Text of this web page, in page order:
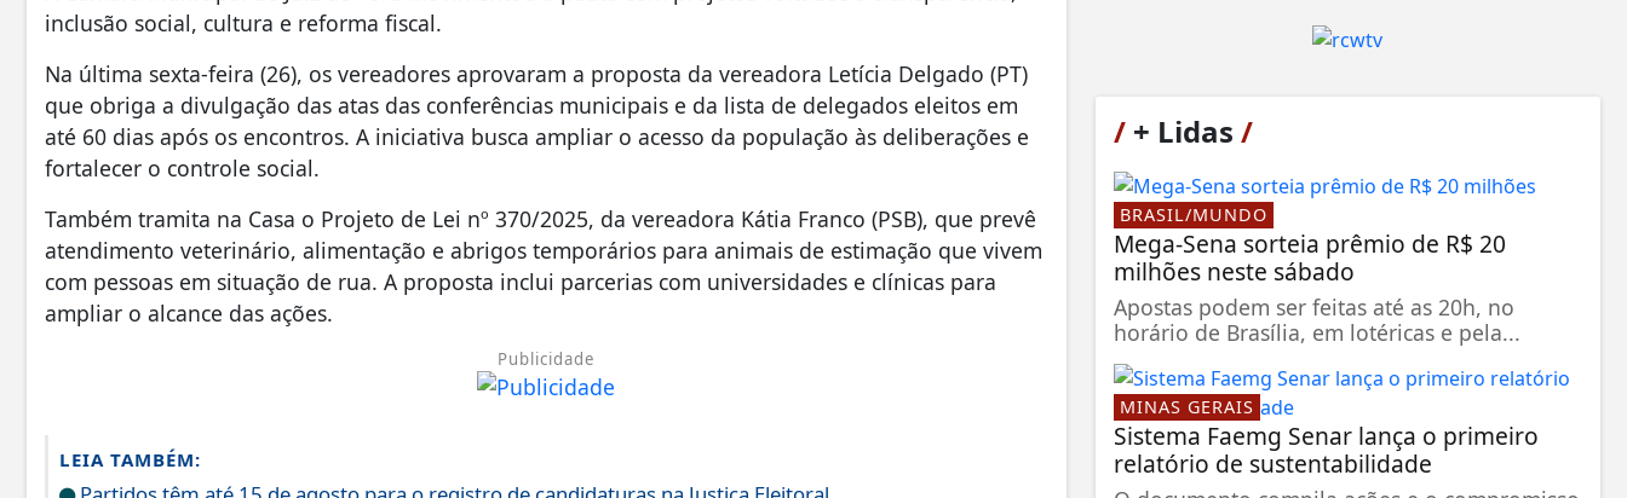
inclusão social, cultura e reforma fiscal.
Na última sexta-feira (26), os vereadores aprovaram a proposta da vereadora Letícia Delgado (PT)
que obriga a divulgação das atas das conferências municipais e da lista de delegados eleitos em
até 60 dias após os encontros. A iniciativa busca ampliar o acesso da população às deliberações e
fortalecer o controle social.
Também tramita na Casa o Projeto de Lei nº 370/2025, da vereadora Kátia Franco (PSB), que prevê
atendimento veterinário, alimentação e abrigos temporários para animais de estimação que vivem
com pessoas em situação de rua. A proposta inclui parcerias com universidades e clínicas para
ampliar o alcance das ações.
Publicidade
LEIA TAMBÉM:
/+ Lidas /
BRASIL/MUNDO
Mega-Sena sorteia prêmio de R$ 20
milhões neste sábado
Apostas podem ser feitas até as 20h, no
horário de Brasília, em lotéricas e pela...
MINAS GERAIS
Sistema Faemg Senar lança o primeiro
relatório de sustentabilidade